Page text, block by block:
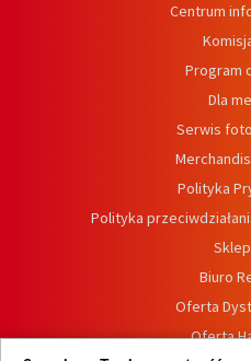
Centrum
Program
Dla
Serwis
Polityka
Polityka
Sklep
Biuro
Oferta
Oferta